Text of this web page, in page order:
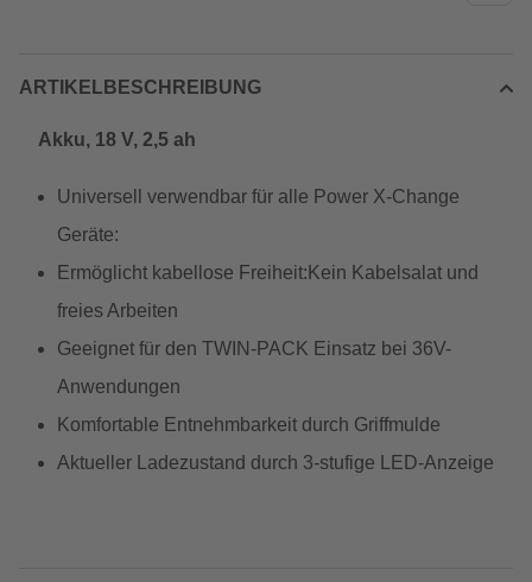
ARTIKELBESCHREIBUNG
Akku, 18 V, 2,5 ah
Universell verwendbar für alle Power X-Change
Geräte:
Ermöglicht kabellose Freiheit:Kein Kabelsalat und
freies Arbeiten
Geeignet für den TWIN-PACK Einsatz bei 36V-
Anwendungen
Komfortable Entnehmbarkeit durch Griffmulde
Aktueller Ladezustand durch 3-stufige LED-Anzeige